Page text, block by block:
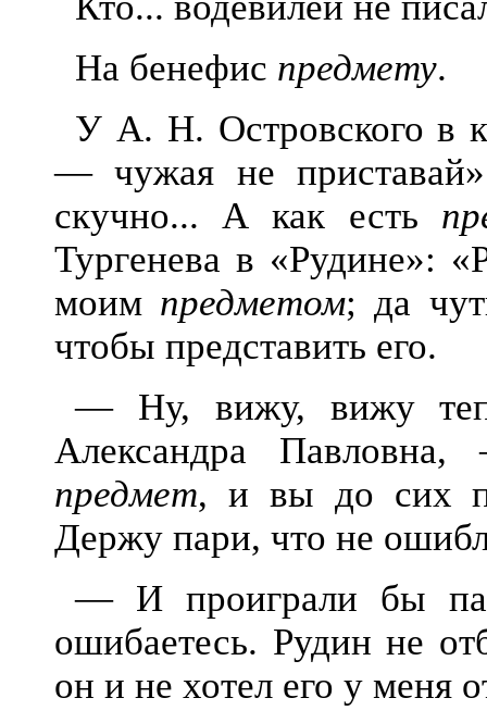
На бенефис предмету.
У А. Н. Островского в
— чужая не
скучно... А как есть
Тургенева в «Рудине»:
моим предметом; да
чтобы представить его.
— Ну, вижу, вижу
Александра
предмет, и вы до сих
Держу пари, что не
— И проиграли бы
ошибаетесь. Рудин не
он и не хотел его у меня